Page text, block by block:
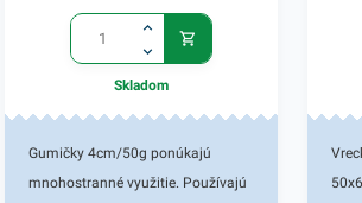
Skladom
Gumičky 4cm/50g ponúkajú
mnohostranné využitie. Používajú